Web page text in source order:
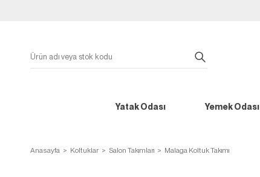
Yatak Odası Yemek Odası
Anasayfa Koltuklar Salon Takımları Malaga Koltuk Takımı